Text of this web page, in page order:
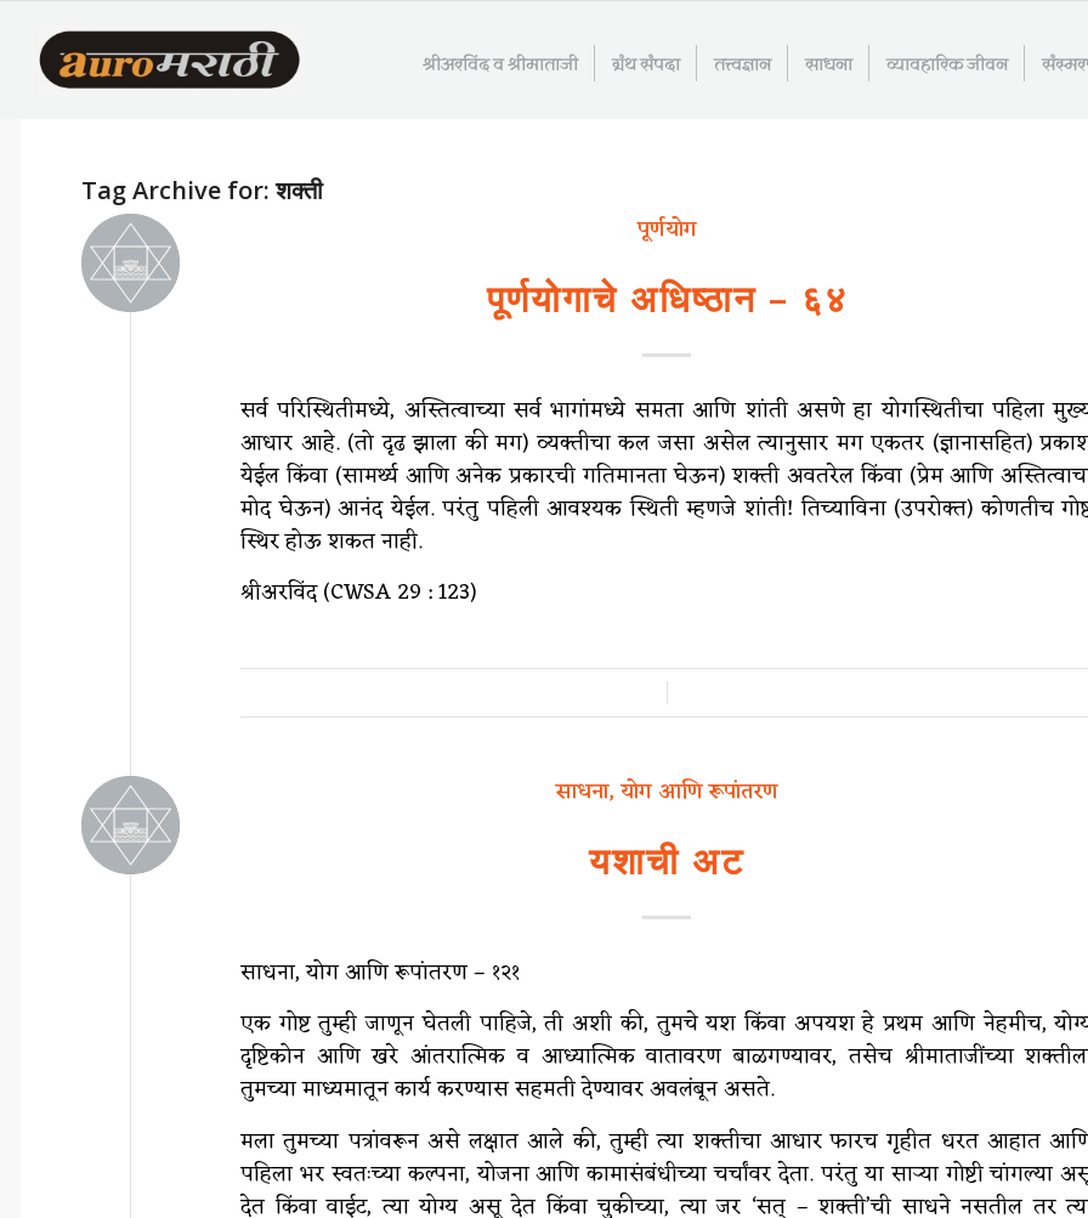
श्रीअरविंद व श्रीमाताजी ग्रंथ संपदा तत्त्वज्ञान साधना व्यावहारिक जीवन
Tag Archive for:शक्ती
पूर्णयोग
पूर्णयोगाचे अधिष्ठान – ६४
सर्व परिस्थितीमध्ये, अस्तित्वाच्या सर्व भागांमध्ये समता आणि शांती असणे हा योगस्थितीचा पहिला
आधार आहे. (तो दृढ झाला की मग) व्यक्तीचा कल जसा असेल त्यानुसार मग एकतर (ज्ञानासहित)
येईल किंवा (सामर्थ्य आणि अनेक प्रकारची गतिमानता घेऊन) शक्ती अवतरेल किंवा (प्रेम आणि
मोद घेऊन) आनंद येईल. परंतु पहिली आवश्यक स्थिती म्हणजे शांती! तिच्याविना (उपरोक्त) कोणतीच
स्थिर होऊ शकत नाही.
श्रीअरविंद (CWSA 29 : 123)
साधना, योग आणि रूपांतरण
यशाची अट
साधना, योग आणि रूपांतरण – १२१
एक गोष्ट तुम्ही जाणून घेतली पाहिजे, ती अशी की, तुमचे यश किंवा अपयश हे प्रथम आणि नेहमीच,
दृष्टिकोन आणि खरे आंतरात्मिक व आध्यात्मिक वातावरण बाळगण्यावर, तसेच श्रीमाताजींच्या
तुमच्या माध्यमातून कार्य करण्यास सहमती देण्यावर अवलंबून असते.
मला तुमच्या पत्रांवरून असे लक्षात आले की, तुम्ही त्या शक्तीचा आधार फारच गृहीत धरत आहात
पहिला भर स्वतःच्या कल्पना, योजना आणि कामासंबंधीच्या चर्चांवर देता. परंतु या साऱ्या गोष्टी चांगल्या
देत किंवा वाईट, त्या योग्य असू देत किंवा चुकीच्या, त्या जर ‘सत् – शक्ती’ची साधने नसतील तर